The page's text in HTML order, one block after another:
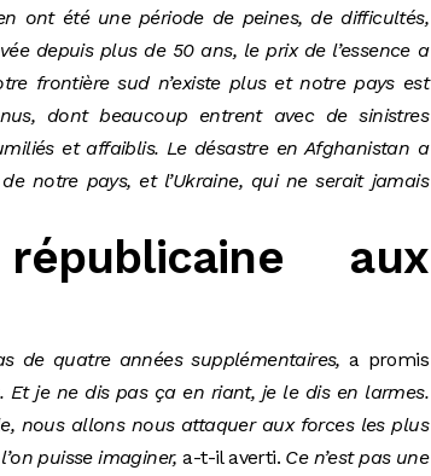
ont été une période de peines, de difficultés,
depuis plus de 50 ans, le prix de l’essence a
frontière sud n’existe plus et notre pays est
dont beaucoup entrent avec de sinistres
et affaiblis. Le désastre en Afghanistan a
notre pays, et l’Ukraine, qui ne serait jamais
aux
de quatre années supplémentaires, a promis
je ne dis pas ça en riant, je le dis en larmes.
nous allons nous attaquer aux forces les plus
puisse imaginer,a-t-il averti.Ce n’est pas une